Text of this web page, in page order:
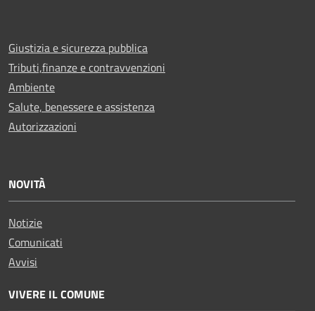
Giustizia e sicurezza pubblica
Tributi,finanze e contravvenzioni
Ambiente
Salute, benessere e assistenza
Autorizzazioni
NOVITÀ
Notizie
Comunicati
Avvisi
VIVERE IL COMUNE